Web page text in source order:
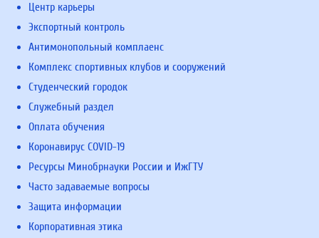
Центр карьеры
Экспортный контроль
Антимонопольный комплаенс
Комплекс спортивных клубов и сооружений
Студенческий городок
Служебный раздел
Оплата обучения
Коронавирус COVID-19
Ресурсы Минобрнауки России и ИжГТУ
Часто задаваемые вопросы
Защита информации
Корпоративная этика